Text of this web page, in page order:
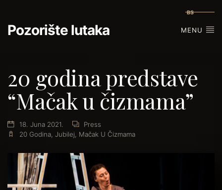
BS
Pozorište lutaka MENU
20 godina predstave
“Mačak u čizmama”
18. Juna 2021.
Press
20 Godina, Jubilej Mačak U Čizmama